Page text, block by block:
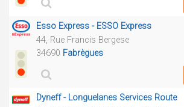
Esso Express - ESSO Express
44, Rue Francis Bergese
34690 Fabrègues
Dyneff - Longuelanes Services Route